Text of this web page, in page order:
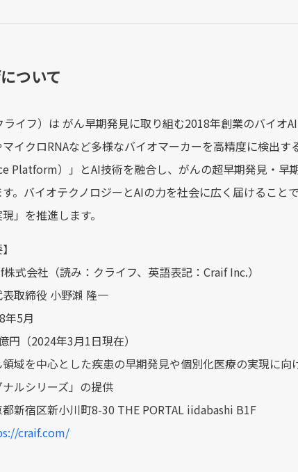
ついて
イフ）は がん早期発見に取り組む2018年創業のバイオ
イクロRNAなど多様なバイオマーカーを高精度に検出
Platform）」とAI技術を融合し、がんの超早期発見・早
。バイオテクノロジーとAIの力を社会に広く届けること
」を推進します。
式会社（読み：クライフ、英語表記：Craif Inc.）
取締役 小野瀨 隆一
年5月
円（2024年3月1日現在）
域を中心とした疾患の早期発見や個別化医療の実現に
ルシリーズ」の提供
新宿区新小川町8-30 THE PORTAL iidabashi B1F
craif.com/